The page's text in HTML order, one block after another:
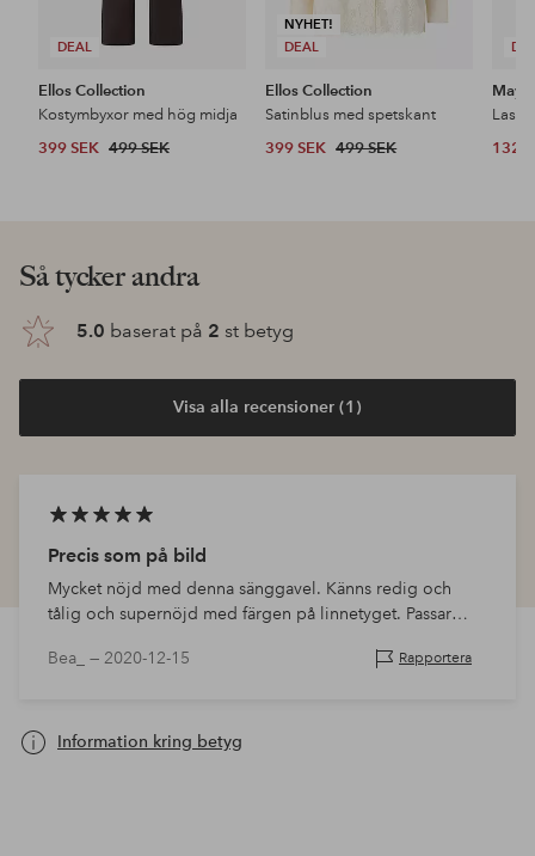
DEAL
Ellos Collection
Kostymbyxor med hög midja
399 SEK 499 SEK
NYHET!
DEAL
Ellos Collection
Satinblus med spetskant
399 SEK 499 SEK 132
Så tycker andra
5.0 baserat på 2 st betyg
Visa alla recensioner (1)
Precis som på bild
Mycket nöjd med denna sänggavel. Känns redig och
tålig och supernöjd med färgen på linnetyget. Passar
köpt till några ben men…
Bea_ — 2020-12-15 Rapportera
Information kring betyg